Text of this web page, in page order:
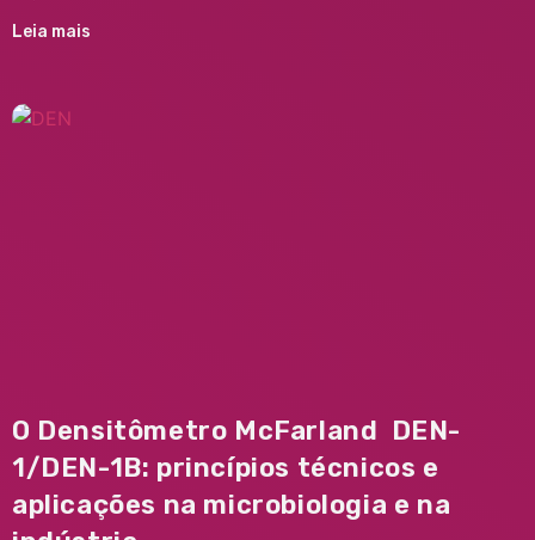
Leia mais
O Densitômetro McFarland DEN-
1/DEN-1B: princípios técnicos e
aplicações na microbiologia e na